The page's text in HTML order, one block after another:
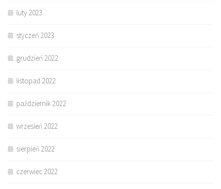
luty 2023
styczeń 2023
grudzień 2022
listopad 2022
październik 2022
wrzesień 2022
sierpień 2022
czerwiec 2022